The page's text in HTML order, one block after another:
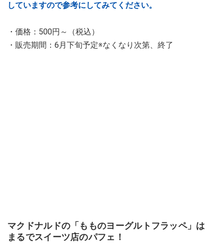
していますので参考にしてみてください。
・価格：500円～（税込）
・販売期間：6月下旬予定※なくなり次第、終了
マクドナルドの「もものヨーグルトフラッペ」は
まるでスイーツ店のパフェ！